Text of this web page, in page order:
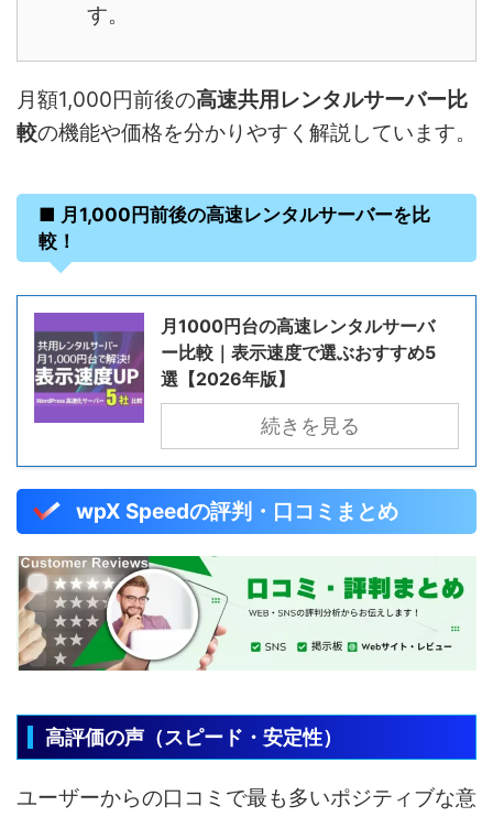
す。
月額1,000円前後の高速共用レンタルサーバー比
較の機能や価格を分かりやすく解説しています。
■ 月1,000円前後の高速レンタルサーバーを比
較！
月1000円台の高速レンタルサーバ
ー比較｜表示速度で選ぶおすすめ5
選【2026年版】
続きを見る
wpX Speedの評判・口コミまとめ
高評価の声（スピード・安定性）
ユーザーからの口コミで最も多いポジティブな意